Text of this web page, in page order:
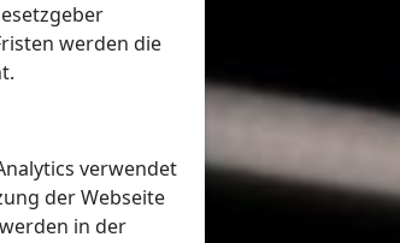
werden die
verwendet
der Webseite
in der